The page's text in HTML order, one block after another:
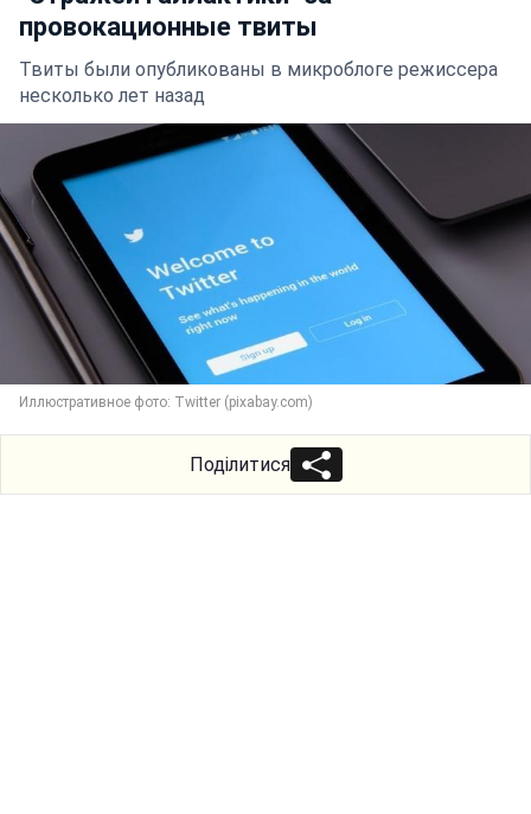
провокационные твиты
Твиты были опубликованы в микроблоге режиссера
несколько лет назад
Иллюстративное фото: Twitter (pixabay.com)
Поділитися